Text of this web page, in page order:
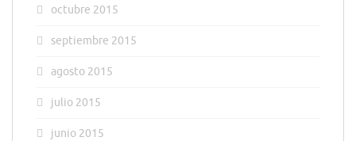
octubre 2015
septiembre 2015
agosto 2015
julio 2015
junio 2015